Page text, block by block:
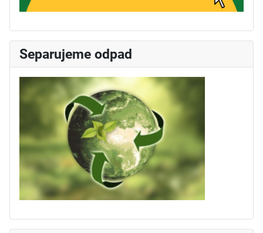
Separujeme odpad